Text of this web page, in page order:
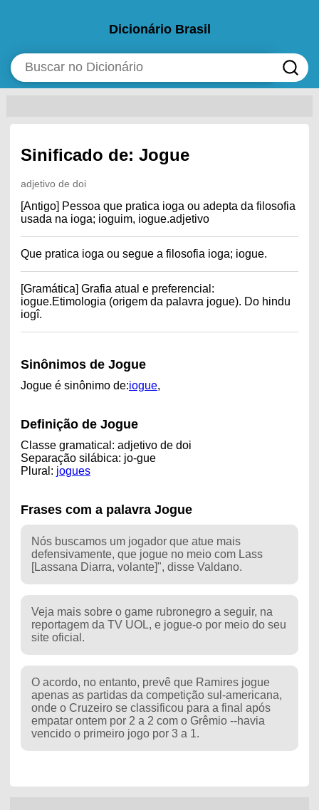
Dicionário Brasil
Sinificado de: Jogue
adjetivo de doi
[Antigo] Pessoa que pratica ioga ou adepta da filosofia
usada na ioga; ioguim, iogue.adjetivo
Que pratica ioga ou segue a filosofia ioga; iogue.
[Gramática] Grafia atual e preferencial:
iogue.Etimologia (origem da palavra jogue). Do hindu
iogî.
Sinônimos de Jogue
Jogue é sinônimo de:iogue,
Definição de Jogue
Classe gramatical: adjetivo de doi
Separação silábica: jo-gue
Plural: jogues
Frases com a palavra Jogue
Nós buscamos um jogador que atue mais
defensivamente, que jogue no meio com Lass
[Lassana Diarra, volante]", disse Valdano.
Veja mais sobre o game rubronegro a seguir, na
reportagem da TV UOL, e jogue-o por meio do seu
site oficial.
O acordo, no entanto, prevê que Ramires jogue
apenas as partidas da competição sul-americana,
onde o Cruzeiro se classificou para a final após
empatar ontem por 2 a 2 com o Grêmio --havia
vencido o primeiro jogo por 3 a 1.